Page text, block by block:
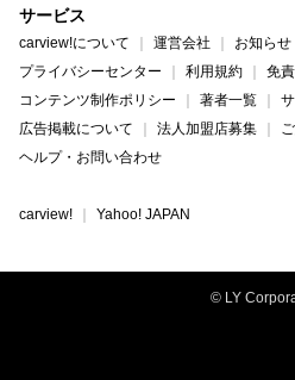
サービス
carview!について 運営会社 お知らせ
プライバシーセンター
利用規約
免
コンテンツ制作ポリシー
著者一覧
広告掲載について
法人加盟店募集
ヘルプ・お問い合わせ
carview! Yahoo! JAPAN
© LY